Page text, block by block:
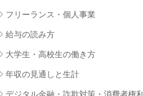
フリーランス・個人事業
給与の読み方
大学生・高校生の働き方
年収の見通しと生計